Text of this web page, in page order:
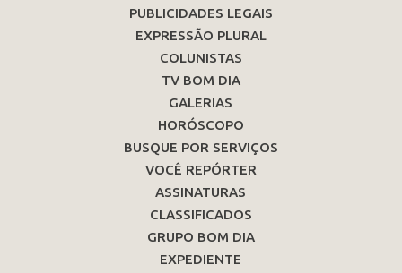
PUBLICIDADES LEGAIS
EXPRESSÃO PLURAL
COLUNISTAS
TV BOM DIA
GALERIAS
HORÓSCOPO
BUSQUE POR SERVIÇOS
VOCÊ REPÓRTER
ASSINATURAS
CLASSIFICADOS
GRUPO BOM DIA
EXPEDIENTE